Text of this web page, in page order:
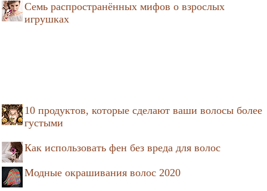
Семь распространённых мифов о взрослых
игрушках
10 продуктов, которые сделают ваши волосы более
густыми
Как использовать фен без вреда для волос
Модные окрашивания волос 2020